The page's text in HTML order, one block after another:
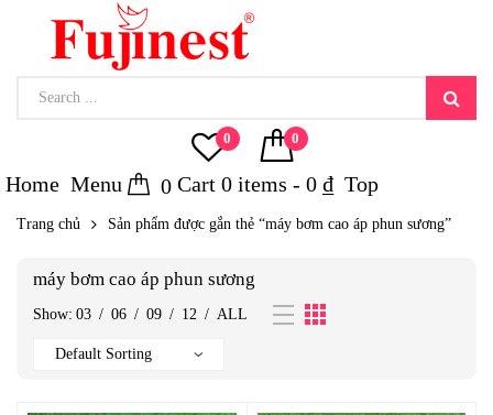
0 0
Home Menu 0 Cart 0 items - 0 ₫ Top
Trang chủ Sản phẩm được gắn thẻ “máy bơm cao áp phun sương”
máy bơm cao áp phun sương
Show: 03 / 06 / 09 / 12 / ALL